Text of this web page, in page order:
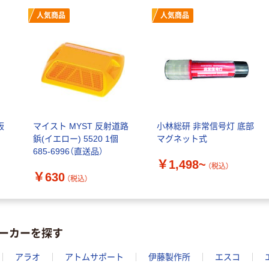
人気商品
マイスト MYST 反射道路
鋲(イエロー) 5520 1個
685-6996（直送品）
￥630 （税込）
人気商品
小林総研 非常信号灯 底部
マグネット式
￥1,498~ （税込）
カーを探す
アラオ アトムサポート 伊藤製作所 エスコ